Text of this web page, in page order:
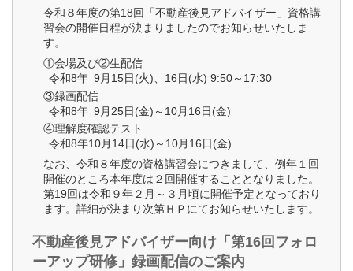
令和８年度の第18回「不動産後見アドバイザー」資格講
習会の開催日程が決まりましたのでお知らせいたしま
す。
①会場及び②生配信
令和8年 9月15日(火)、16日(水) 9:50～17:30
③録画配信
令和8年 9月25日(金)～10月16日(金)
④理解度確認テスト
令和8年10月14日(水)～10月16日(金)
なお、令和８年度の資格講習会につきまして、例年１回
開催のところ本年度は２回開催することとなりました。
第19回は令和９年２月～３月頃に開催予定となっており
ます。詳細が決まり次第ＨＰにてお知らせいたします。
不動産後見アドバイザー向け「第16回フォロ
ーアップ研修」録画配信のご案内